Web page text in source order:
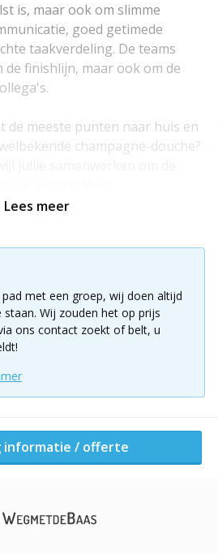
is, maar ook om slimme
goed getimede
taakverdeling. De teams
finishlijn, maar ook om de
de meeste punten naar huis en
champagne-douche?
zelfs wat competitieve spirit.
je zeepkist een laatste check en
zeepkistenkampioenen
in overleg.
ook buiten!
ondergrond en voldoende
of een vrijblijvende
deze activiteit met een
klantenvertellen.nl)
Lees meer
met een groep, wij doen altijd
Wij zouden het op prijs
ons contact zoekt of belt, u
informatie / offerte